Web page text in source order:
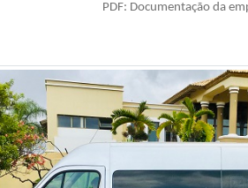
PDF: Documentação da